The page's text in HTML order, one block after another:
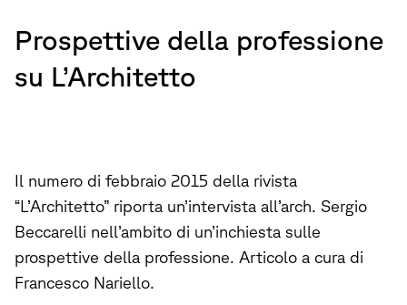
Prospettive della professione
su L’Architetto
Il numero di febbraio 2015 della rivista
“L’Architetto” riporta un’intervista all’arch. Sergio
Beccarelli nell’ambito di un’inchiesta sulle
prospettive della professione. Articolo a cura di
Francesco Nariello.